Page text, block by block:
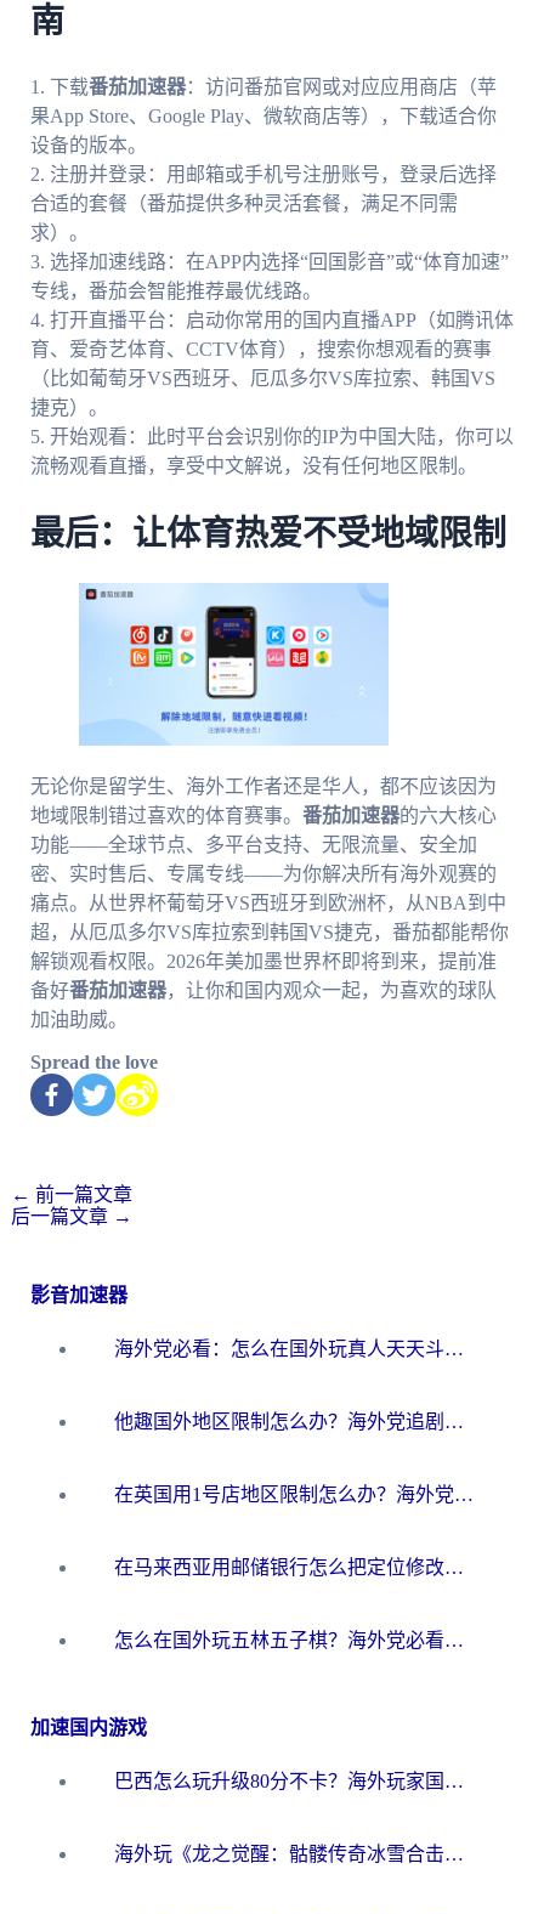
南
1. 下载番茄加速器：访问番茄官网或对应应用商店（苹
果App Store、Google Play、微软商店等），下载适合你
设备的版本。
2. 注册并登录：用邮箱或手机号注册账号，登录后选择
合适的套餐（番茄提供多种灵活套餐，满足不同需
求）。
3. 选择加速线路：在APP内选择“回国影音”或“体育加速”
专线，番茄会智能推荐最优线路。
4. 打开直播平台：启动你常用的国内直播APP（如腾讯体
育、爱奇艺体育、CCTV体育），搜索你想观看的赛事
（比如葡萄牙VS西班牙、厄瓜多尔VS库拉索、韩国VS
捷克）。
5. 开始观看：此时平台会识别你的IP为中国大陆，你可以
流畅观看直播，享受中文解说，没有任何地区限制。
最后：让体育热爱不受地域限制
无论你是留学生、海外工作者还是华人，都不应该因为
地域限制错过喜欢的体育赛事。 番茄加速器的六大核心
功能——全球节点、多平台支持、无限流量、安全加
密、实时售后、专属专线——为你解决所有海外观赛的
痛点。从世界杯葡萄牙VS西班牙到欧洲杯，从NBA到中
超，从厄瓜多尔VS库拉索到韩国VS捷克，番茄都能帮你
解锁观看权限。2026年美加墨世界杯即将到来，提前准
备好番茄加速器，让你和国内观众一起，为喜欢的球队
加油助威。
Spread the love
← 前一篇文章
后一篇文章 →
影音加速器
海外党必看：怎么在国外玩真人天天斗地主？附证券开户、音乐定位修改全攻略
他趣国外地区限制怎么办？海外党追剧听歌看直播的一站式解决方案
在英国用1号店地区限制怎么办？海外党必看的回国加速全攻略
在马来西亚用邮储银行怎么把定位修改到中国国内？3个海外生活痛点一次解决
怎么在国外玩五林五子棋？海外党必看的回国加速全攻略（附优酷荔枝FM解决方法）
加速国内游戏
巴西怎么玩升级80分不卡？海外玩家国服游戏加速器终极指南（附避坑技巧）
海外玩《龙之觉醒：骷髅传奇冰雪合击》延迟高？这篇指南帮你解决卡顿烦恼！